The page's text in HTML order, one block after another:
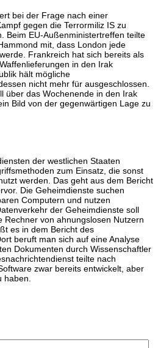
bei der Frage nach einer
gegen die Terrormiliz IS zu
Beim EU-Außenministertreffen teilte
mit, dass London jede
Frankreich hat sich bereits als
in den Irak
hält mögliche
nicht mehr für ausgeschlossen.
über das Wochenende in den Irak
Bild von der gegenwärtigen Lage zu
der westlichen Staaten
zum Einsatz, die sonst
werden. Das geht aus dem Bericht
Die Geheimdienste suchen
Computern und nutzen
der Geheimdienste soll
von ahnungslosen Nutzern
es in dem Bericht des
beruft man sich auf eine Analyse
Dokumenten durch Wissenschaftler
teilte nach
zwar bereits entwickelt, aber
haben.